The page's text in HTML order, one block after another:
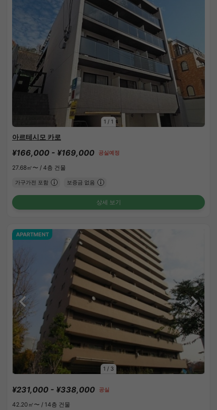
1 / 1
아르테시모 카로
¥166,000 - ¥169,000 공실예정
27.68㎡〜 / 4층 건물
가구가전 포함 보증금 없음
상세 보기
1 / 3
APARTMENT
¥231,000 - ¥338,000 공실
42.20㎡〜 / 14층 건물